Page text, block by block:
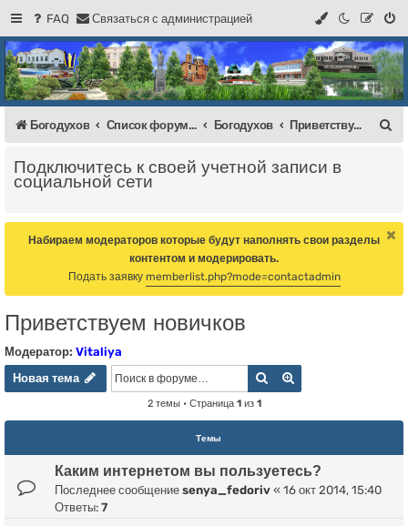
FAQ Связаться с администрацией
Регистрация
Форум Богодухова
Богодухов
Богодухов Список форумов Богодухов Приветствуем новичков
к
Подключитесь к своей учетной записи в
социальной сети
Набираем модераторов которые будут наполнять свои разделы
контентом и модерировать.
Подать заявку memberlist.php?mode=contactadmin
Приветствуем новичков
Модератор: Vitaliya
Новая тема
Новая тема Поиск
2 темы • Страница 1из 1
Темы
Каким интернетом вы пользуетесь?
Последнее сообщение senya_fedoriv « 16 окт 2014, 15:40
Ответы: 7